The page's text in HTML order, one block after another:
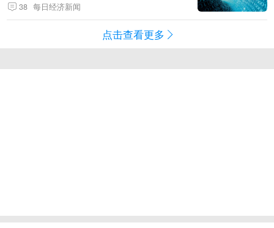
38 每日经济新闻
点击查看更多